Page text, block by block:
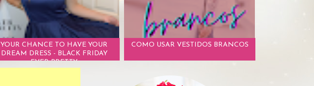
YOUR CHANCE TO HAVE YOUR
DREAM DRESS - BLACK FRIDAY
EVER PRETTY
COMO USAR VESTIDOS BRANCOS